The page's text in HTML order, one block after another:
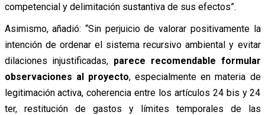
competencial y delimitación sustantiva de sus efectos”.
Asimismo, añadió: “Sin perjuicio de valorar positivamente la
intención de ordenar el sistema recursivo ambiental y evitar
dilaciones injustificadas, parece recomendable formular
observaciones al proyecto, especialmente en materia de
legitimación activa, coherencia entre los artículos 24 bis y 24
ter, restitución de gastos y límites temporales de las